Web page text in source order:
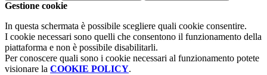
Gestione cookie
In questa schermata è possibile scegliere quali cookie consentire.
I cookie necessari sono quelli che consentono il funzionamento della
piattaforma e non è possibile disabilitarli.
Per conoscere quali sono i cookie necessari al funzionamento potete
visionare la COOKIE POLICY.